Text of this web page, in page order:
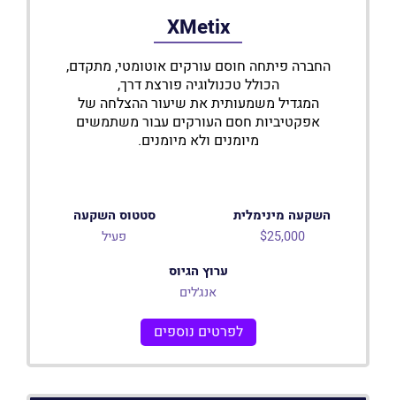
XMetix
החברה פיתחה חוסם עורקים אוטומטי, מתקדם,
הכולל טכנולוגיה פורצת דרך,
המגדיל משמעותית את שיעור ההצלחה של
אפקטיביות חסם העורקים עבור משתמשים
מיומנים ולא מיומנים.
השקעה מינימלית
$25,000
סטטוס השקעה
פעיל
ערוץ הגיוס
אנג׳לים
לפרטים נוספים